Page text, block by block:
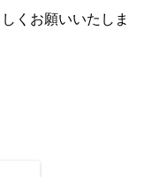
くお願いいたしま